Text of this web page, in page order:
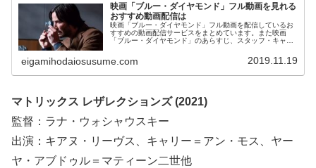
映画「ブルー・ダイヤモンド」フル動画を見れる
おすすめ動画配信は
映画「ブルー・ダイヤモンド」フル動画を配信しているお
すすめの動画配信サービスをまとめています。また映画
「ブルー・ダイヤモンド」のあらすじ、スタッフ・キャス
びや映画本編を見る前の予備知識として役立ててくださ
い。
eigamihodaiosusume.com 2019.11.19
マトリックス レザレクションズ (2021)
監督：ラナ・ウォシャウスキー
出演：キアヌ・リーヴス、キャリー＝アン・モス、ヤー
ヤ・アブドゥル＝マティーン二世他